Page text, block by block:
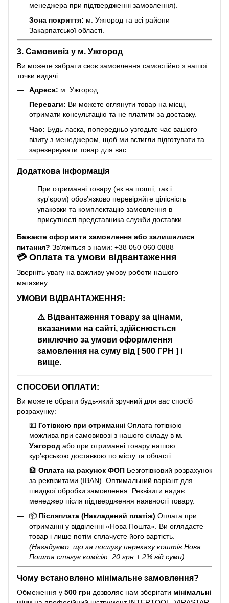
менеджера при підтвердженні замовлення).
Зона покриття: м. Ужгород та всі райони
Закарпатської області.
3. Самовивіз у м. Ужгород
Ви можете забрати своє замовлення самостійно з нашої
точки видачі.
Адреса: м. Ужгород
Переваги: Ви можете оглянути товар на місці,
отримати консультацію та не платити за доставку.
Час: Будь ласка, попередньо узгодьте час вашого
візиту з менеджером, щоб ми встигли підготувати та
зарезервувати товар для вас.
Додаткова інформація
При отриманні товару (як на пошті, так і
кур'єром) обов'язково перевіряйте цілісність
упаковки та комплектацію замовлення в
присутності представника служби доставки.
Бажаєте оформити замовлення або залишилися
питання? Зв'яжіться з нами: +38 050 060 0888
💳 Оплата та умови відвантаження
Зверніть увагу на важливу умову роботи нашого
магазину:
УМОВИ ВІДВАНТАЖЕННЯ:
⚠️ Відвантаження товару за цінами,
вказаними на сайті, здійснюється
виключно за умови оформлення
замовлення на суму від [ 500 ГРН ] і
вище.
СПОСОБИ ОПЛАТИ:
Ви можете обрати будь-який зручний для вас спосіб
розрахунку:
💵 Готівкою при отриманні Оплата готівкою
можлива при самовивозі з нашого складу в м.
Ужгород або при отриманні товару нашою
кур'єрською доставкою по місту та області.
🏦 Оплата на рахунок ФОП Безготівковий розрахунок
за реквізитами (IBAN). Оптимальний варіант для
швидкої обробки замовлення. Реквізити надає
менеджер після підтвердження наявності товару.
📦 Післяплата (Накладений платіж) Оплата при
отриманні у відділенні «Нова Пошта». Ви оглядаєте
товар і лише потім сплачуєте його вартість.
(Нагадуємо, що за послугу переказу коштів Нова
Пошта стягує комісію: 20 грн + 2% від суми).
Чому встановлено мінімальне замовлення?
Обмеження у 500 грн дозволяє нам зберігати мінімальні